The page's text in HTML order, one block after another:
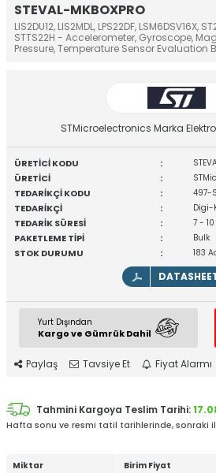
STEVAL-MKBOXPRO
LIS2DU12, LIS2MDL, LPS22DF, LSM6DSV16X,
STTS22H - Accelerometer, Gyroscope,
Pressure, Temperature Sensor Evaluation
STMicroelectronics Marka
ÜRETİCİ KODU :
ÜRETİCİ :
TEDARİKÇİ KODU : 497-
TEDARİKÇİ : Digi-
TEDARİK SÜRESİ : 7 -
PAKETLEME TİPİ : Bulk
STOK DURUMU : 183
Yurt Dışından
Kargo ve Gümrük Dahil
Paylaş Tavsiye Et Fiyat Alarmı
Tahmini Kargoya Teslim Tarihi:
Hafta sonu ve resmi tatil tarihlerinde, sonraki
Miktar
Birim Fiyat